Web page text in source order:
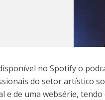
no Spotify o
do setor artístico
e de uma websérie,